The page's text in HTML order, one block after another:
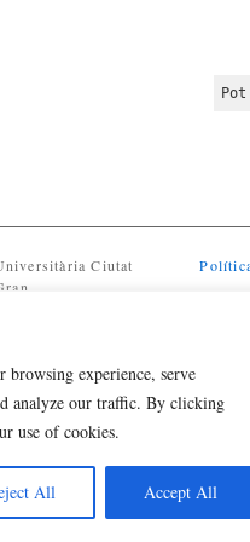
browsing experience, serve
analyze our traffic. By clicking
use of cookies.
All Accept All
Ciutat
Forma part de: